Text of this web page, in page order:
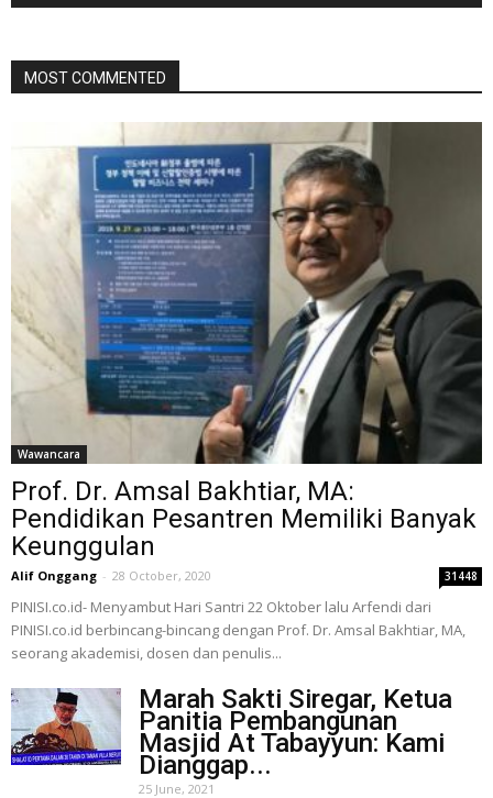
MOST COMMENTED
Wawancara
Prof. Dr. Amsal Bakhtiar, MA:
Pendidikan Pesantren Memiliki Banyak
Keunggulan
Alif Onggang - 28 October, 2020 31448
PINISI.co.id- Menyambut Hari Santri 22 Oktober lalu Arfendi dari
PINISI.co.id berbincang-bincang dengan Prof. Dr. Amsal Bakhtiar, MA,
seorang akademisi, dosen dan penulis...
Marah Sakti Siregar, Ketua
Panitia Pembangunan
Masjid At Tabayyun: Kami
Dianggap...
25 June, 2021